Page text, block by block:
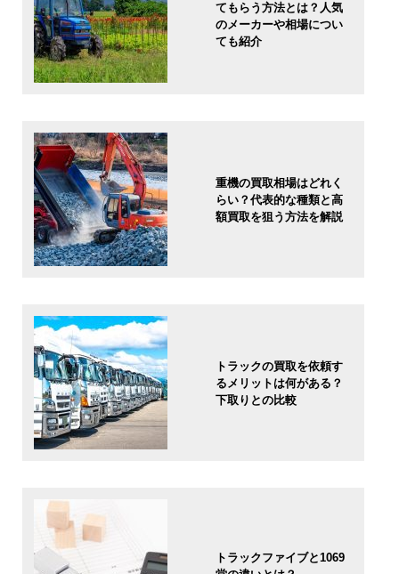
てもらう方法とは？人気
のメーカーや相場につい
ても紹介
重機の買取相場はどれく
らい？代表的な種類と高
額買取を狙う方法を解説
トラックの買取を依頼す
るメリットは何がある？
下取りとの比較
トラックファイブと1069